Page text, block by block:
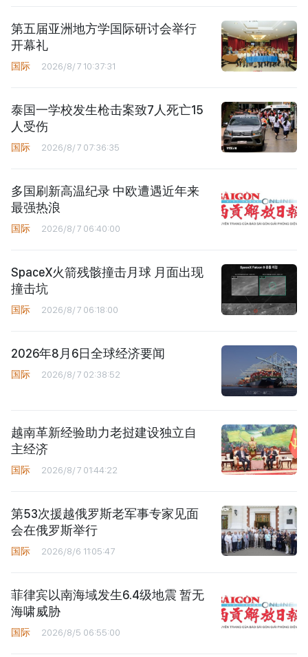
第五届亚洲地方学国际研讨会举行
开幕礼
国际 2026/8/7 10:37:31
泰国一学校发生枪击案致7人死亡15
人受伤
国际 2026/8/7 07:36:35
多国刷新高温纪录 中欧遭遇近年来
最强热浪
国际 2026/8/7 06:40:00
SpaceX火箭残骸撞击月球 月面出现
撞击坑
国际 2026/8/7 06:18:00
2026年8月6日全球经济要闻
国际 2026/8/7 02:38:52
越南革新经验助力老挝建设独立自
主经济
国际 2026/8/7 01:44:22
第53次援越俄罗斯老军事专家见面
会在俄罗斯举行
国际 2026/8/6 11:05:47
菲律宾以南海域发生6.4级地震 暂无
海啸威胁
国际 2026/8/5 06:55:00